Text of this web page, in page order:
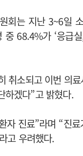
회는 지난 3~6일
68.4%가 ‘응급
취소되고 이번 의
하겠다”고 밝혔다.
진료”라며 “진
고 우려했다.